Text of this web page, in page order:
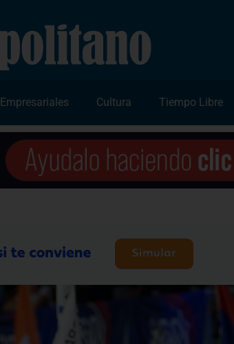
Empresariales Cultura Tiempo Libre